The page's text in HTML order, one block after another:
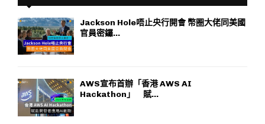
Jackson Hole唔止央行開會 幣圈大佬同美國
官員密鑼...
AWS宣布首辦「香港 AWS AI
Hackathon」 賦...